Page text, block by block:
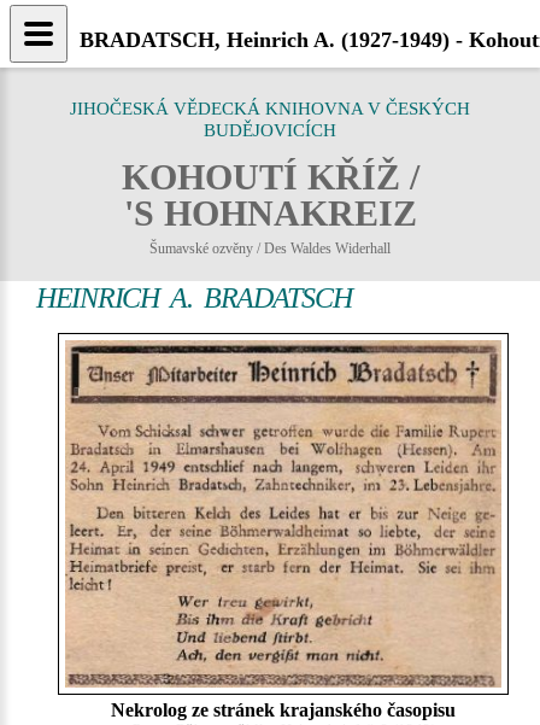
JIHOČESKÁ VĚDECKÁ KNIHOVNA V ČESKÝCH
BUDĚJOVICÍCH
KOHOUTÍ KŘÍŽ /
'S HOHNAKREIZ
Šumavské ozvěny / Des Waldes Widerhall
HEINRICH A. BRADATSCH
Nekrolog ze stránek krajanského časopisu
BRADATSCH, Heinrich A. (1927-1949) -